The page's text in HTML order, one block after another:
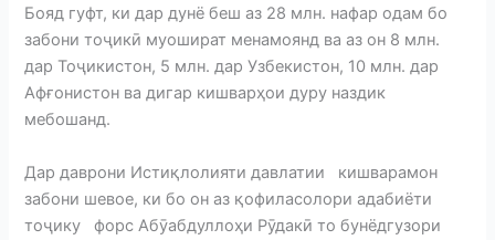
Бояд гуфт, ки дар дунё беш аз 28 млн. нафар одам бо
забони тоҷикӣ муошират менамоянд ва аз он 8 млн.
дар Тоҷикистон, 5 млн. дар Узбекистон, 10 млн. дар
Афғонистон ва дигар кишварҳои дуру наздик
мебошанд.
Дар даврони Истиқлолияти давлатии кишварамон
забони шевое, ки бо он аз қофиласолори адабиёти
тоҷику форс Абӯабдуллоҳи Рӯдакӣ то бунёдгузори